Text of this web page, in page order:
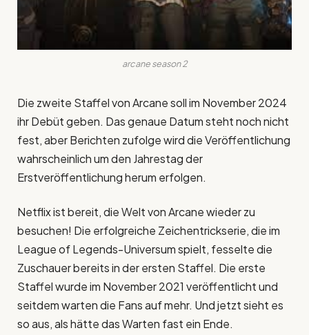
arcane season 2
Die zweite Staffel von Arcane soll im November 2024
ihr Debüt geben. Das genaue Datum steht noch nicht
fest, aber Berichten zufolge wird die Veröffentlichung
wahrscheinlich um den Jahrestag der
Erstveröffentlichung herum erfolgen.
Netflix ist bereit, die Welt von Arcane wieder zu
besuchen! Die erfolgreiche Zeichentrickserie, die im
League of Legends-Universum spielt, fesselte die
Zuschauer bereits in der ersten Staffel. Die erste
Staffel wurde im November 2021 veröffentlicht und
seitdem warten die Fans auf mehr. Und jetzt sieht es
so aus, als hätte das Warten fast ein Ende.